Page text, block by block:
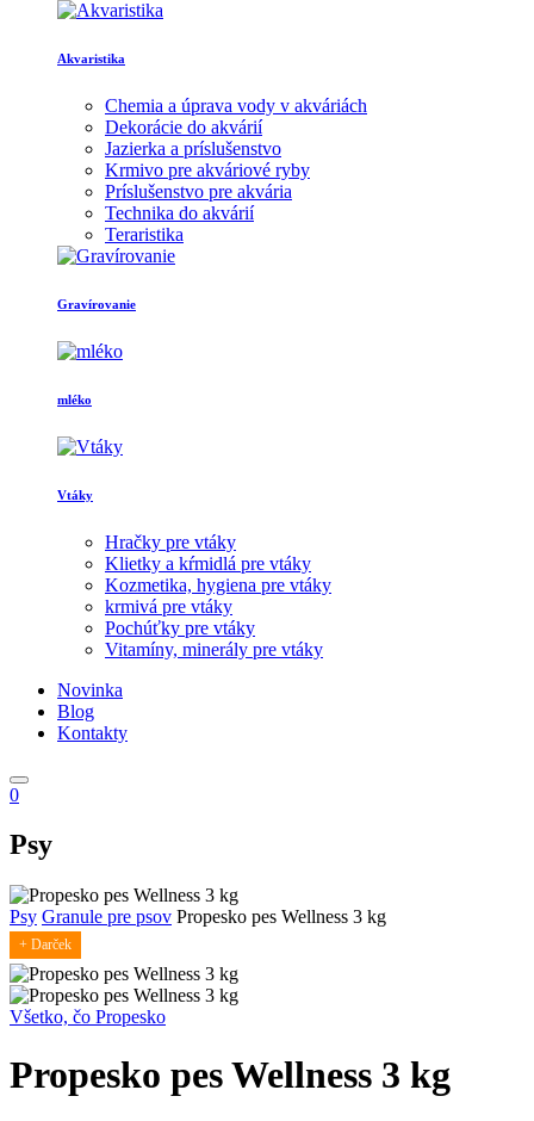
Akvaristika
Chemia a úprava vody v akváriách
Dekorácie do akvárií
Jazierka a príslušenstvo
Krmivo pre akváriové ryby
Príslušenstvo pre akvária
Technika do akvárií
Teraristika
Gravírovanie
mléko
Vtáky
Hračky pre vtáky
Klietky a kŕmidlá pre vtáky
Kozmetika, hygiena pre vtáky
krmivá pre vtáky
Pochúťky pre vtáky
Vitamíny, minerály pre vtáky
Novinka
Blog
Kontakty
0
Psy
Psy Granule pre psov Propesko pes Wellness 3 kg
+ Darček
Všetko, čo Propesko
Propesko pes Wellness 3 kg